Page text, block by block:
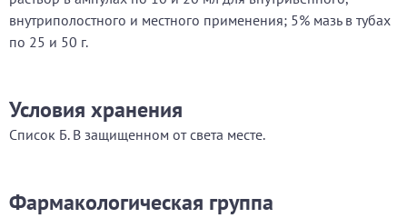
внутриполостного и местного применения; 5% мазь в тубах
по 25 и 50 г.
Условия хранения
Список Б. В защищенном от света месте.
Фармакологическая группа